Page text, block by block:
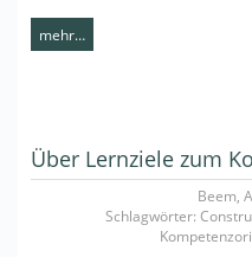
mehr…
Über Lernziele zum
Beem,
Schlagwörter: